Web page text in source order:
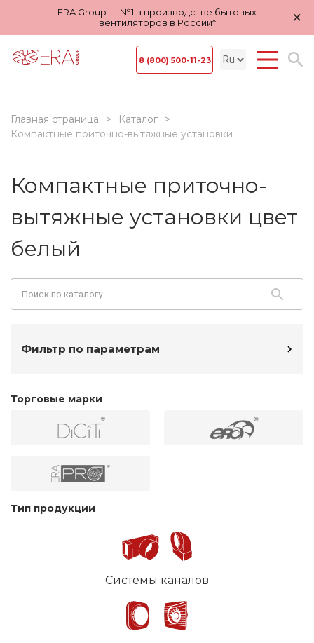
ERA Group — №1 в производстве бытовых
вентиляторов в России*
×
8 (800) 500-11-23
Главная страница
Каталог
Компактные приточно-вытяжные установки
Компактные приточно-
вытяжные установки цвет
белый
Фильтр по параметрам
Торговые марки
Тип продукции
Системы каналов